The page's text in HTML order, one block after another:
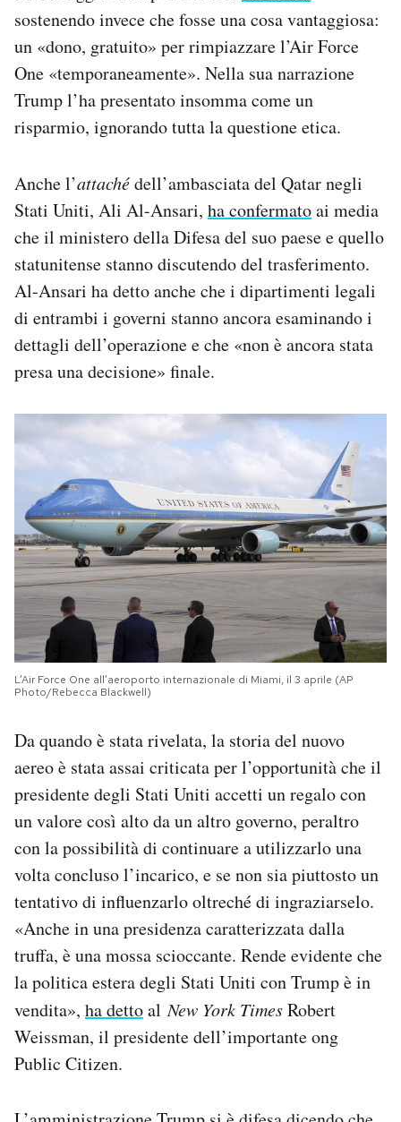
sostenendo invece che fosse una cosa vantaggiosa:
un «dono, gratuito» per rimpiazzare l’Air Force
One «temporaneamente». Nella sua narrazione
Trump l’ha presentato insomma come un
risparmio, ignorando tutta la questione etica.
Anche l’attachédell’ambasciata del Qatar negli
Stati Uniti, Ali Al-Ansari, ha confermatoai media
che il ministero della Difesa del suo paese e quello
statunitense stanno discutendo del trasferimento.
Al-Ansari ha detto anche che i dipartimenti legali
di entrambi i governi stanno ancora esaminando i
dettagli dell’operazione e che «non è ancora stata
presa una decisione» finale.
L’Air Force One all’aeroporto internazionale di Miami, il 3 aprile (AP
Photo/Rebecca Blackwell)
Da quando è stata rivelata, la storia del nuovo
aereo è stata assai criticata per l’opportunità che il
presidente degli Stati Uniti accetti un regalo con
un valore così alto da un altro governo, peraltro
con la possibilità di continuare a utilizzarlo una
volta concluso l’incarico, e se non sia piuttosto un
tentativo di influenzarlo oltreché di ingraziarselo.
«Anche in una presidenza caratterizzata dalla
truffa, è una mossa scioccante. Rende evidente che
la politica estera degli Stati Uniti con Trump è in
vendita», ha dettoalNew York TimesRobert
Weissman, il presidente dell’importante ong
Public Citizen.